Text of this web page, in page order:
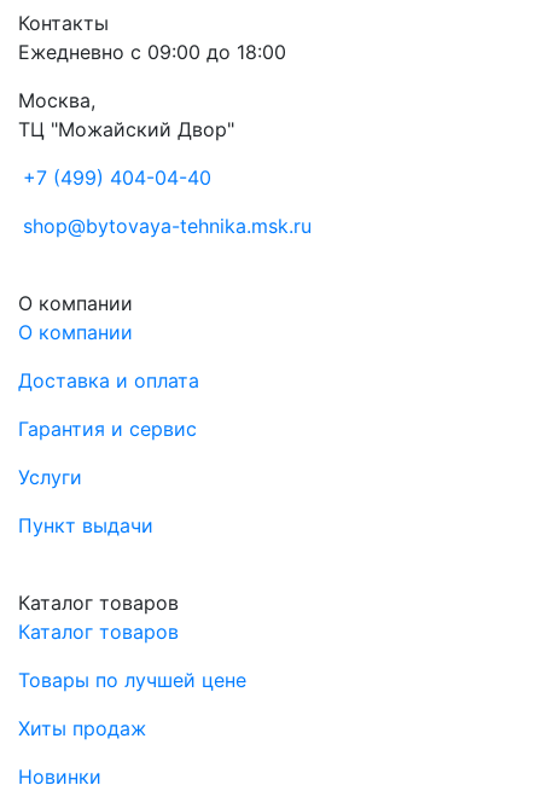
Контакты
Ежедневно с 09:00 до 18:00
Москва,
ТЦ "Можайский Двор"
+7 (499) 404-04-40
shop@bytovaya-tehnika.msk.ru
О компании
О компании
Доставка и оплата
Гарантия и сервис
Услуги
Пункт выдачи
Каталог товаров
Каталог товаров
Товары по лучшей цене
Хиты продаж
Новинки